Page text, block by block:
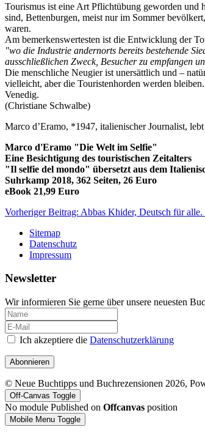
Tourismus ist eine Art Pflichtübung geworden und
sind, Bettenburgen, meist nur im Sommer
waren.
Am bemerkenswertesten ist die Entwicklung der
"wo die Industrie andernorts bereits bestehende
ausschließlichen Zweck, Besucher zu empfangen
Die menschliche Neugier ist unersättlich und –
vielleicht, aber die Touristenhorden werden
Venedig.
(Christiane Schwalbe)
Marco d’Eramo, *1947, italienischer Journalist,
Marco d'Eramo "Die Welt im Selfie"
Eine Besichtigung des touristischen Zeitalters
"Il selfie del mondo" übersetzt aus dem
Suhrkamp 2018, 362 Seiten, 26 Euro
eBook 21,99 Euro
Vorheriger Beitrag: Abbas Khider, Deutsch für
Sitemap
Datenschutz
Impressum
Newsletter
Wir informieren Sie gerne über unsere neuesten
Ich akzeptiere die Datenschutzerklärung
Abonnieren
© Neue Buchtipps und Buchrezensionen 2026,
Off-Canvas Toggle
No module Published on Offcanvas position
Mobile Menu Toggle